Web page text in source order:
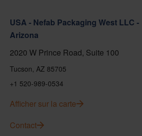
USA - Nefab Packaging West LLC -
Arizona
2020 W Prince Road, Suite 100
Tucson, AZ 85705
+1 520-989-0534
Afficher sur la carte
Contact